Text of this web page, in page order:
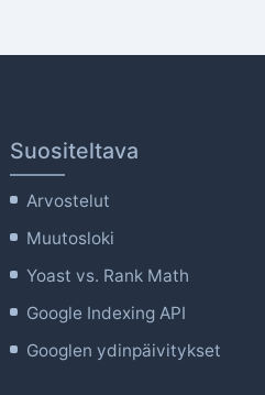
Suositeltava
Arvostelut
Muutosloki
Yoast vs. Rank Math
Google Indexing API
Googlen ydinpäivitykset